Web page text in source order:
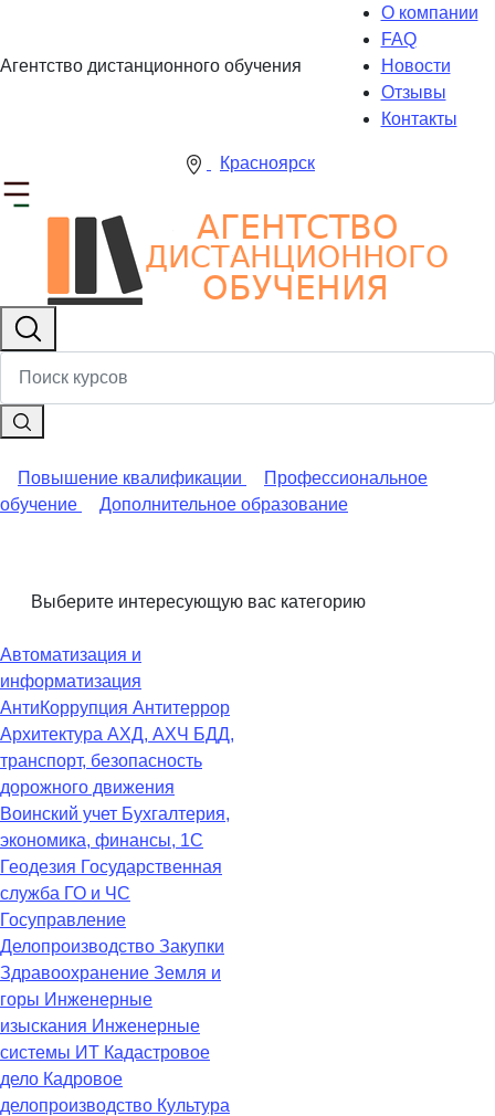
Агентство дистанционного обучения
О компании
FAQ
Новости
Отзывы
Контакты
Красноярск
Повышение квалификации
Профессиональное
обучение
Дополнительное образование
Выберите интересующую вас категорию
Автоматизация и
информатизация
АнтиКоррупция Антитеррор
Архитектура АХД, АХЧ БДД,
транспорт, безопасность
дорожного движения
Воинский учет Бухгалтерия,
экономика, финансы, 1С
Геодезия Государственная
служба ГО и ЧС
Госуправление
Делопроизводство Закупки
Здравоохранение Земля и
горы Инженерные
изыскания Инженерные
системы ИТ Кадастровое
дело Кадровое
делопроизводство Культура